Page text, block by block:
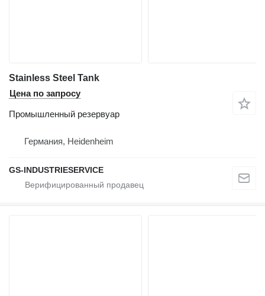
Stainless Steel Tank
Цена по запросу
Промышленный резервуар
Германия, Heidenheim
GS-INDUSTRIESERVICE